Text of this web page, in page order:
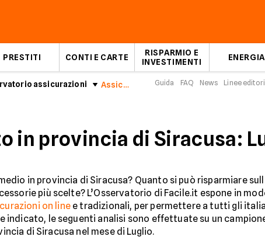
PRESTITI CONTI E CARTE
RISPARMIO E
INVESTIMENTI
ENERGIA
assicurazioni Assicurazioni Auto in provincia di Siracusa: Luglio 2026 Guida FAQ News Linee
in provincia di Siracusa:
in provincia di Siracusa? Quanto si può risparmiare
più scelte? L’Osservatorio di Facile.it espone in
on linee tradizionali, per permettere a tutti gli
indicato, le seguenti analisi sono effettuate su un
di Siracusa nel mese di Luglio.